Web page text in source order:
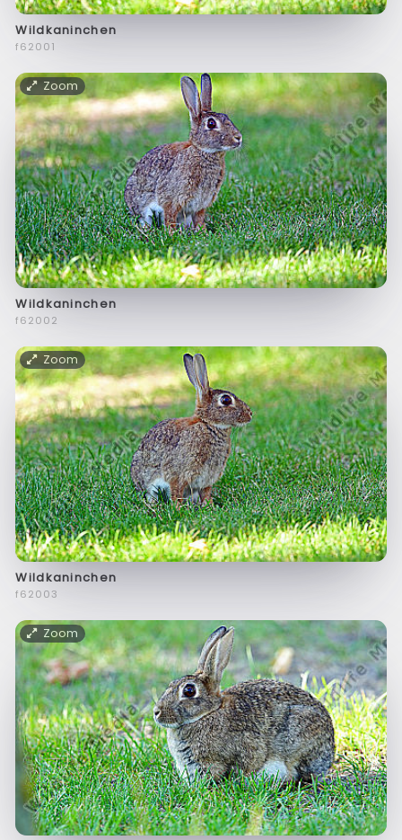
Wildkaninchen
f62001
Zoom
Wildkaninchen
f62002
Zoom
Wildkaninchen
f62003
Zoom